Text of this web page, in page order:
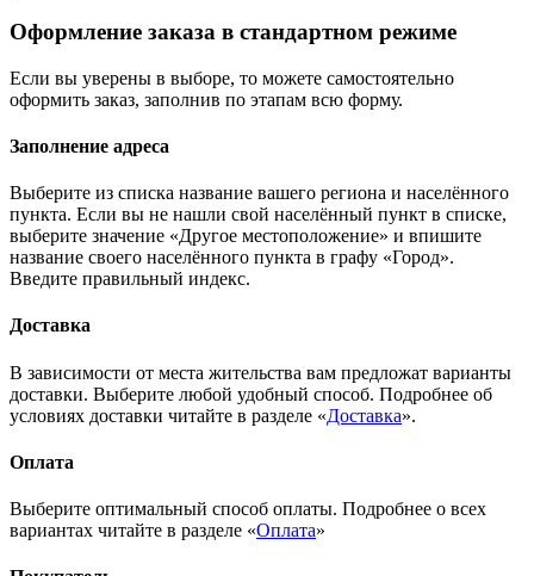
Оформление заказа в стандартном режиме
Если вы уверены в выборе, то можете самостоятельно
оформить заказ, заполнив по этапам всю форму.
Заполнение адреса
Выберите из списка название вашего региона и населённого
пункта. Если вы не нашли свой населённый пункт в списке,
выберите значение «Другое местоположение» и впишите
название своего населённого пункта в графу «Город».
Введите правильный индекс.
Доставка
В зависимости от места жительства вам предложат варианты
доставки. Выберите любой удобный способ. Подробнее об
условиях доставки читайте в разделе «Доставка».
Оплата
Выберите оптимальный способ оплаты. Подробнее о всех
вариантах читайте в разделе «Оплата»